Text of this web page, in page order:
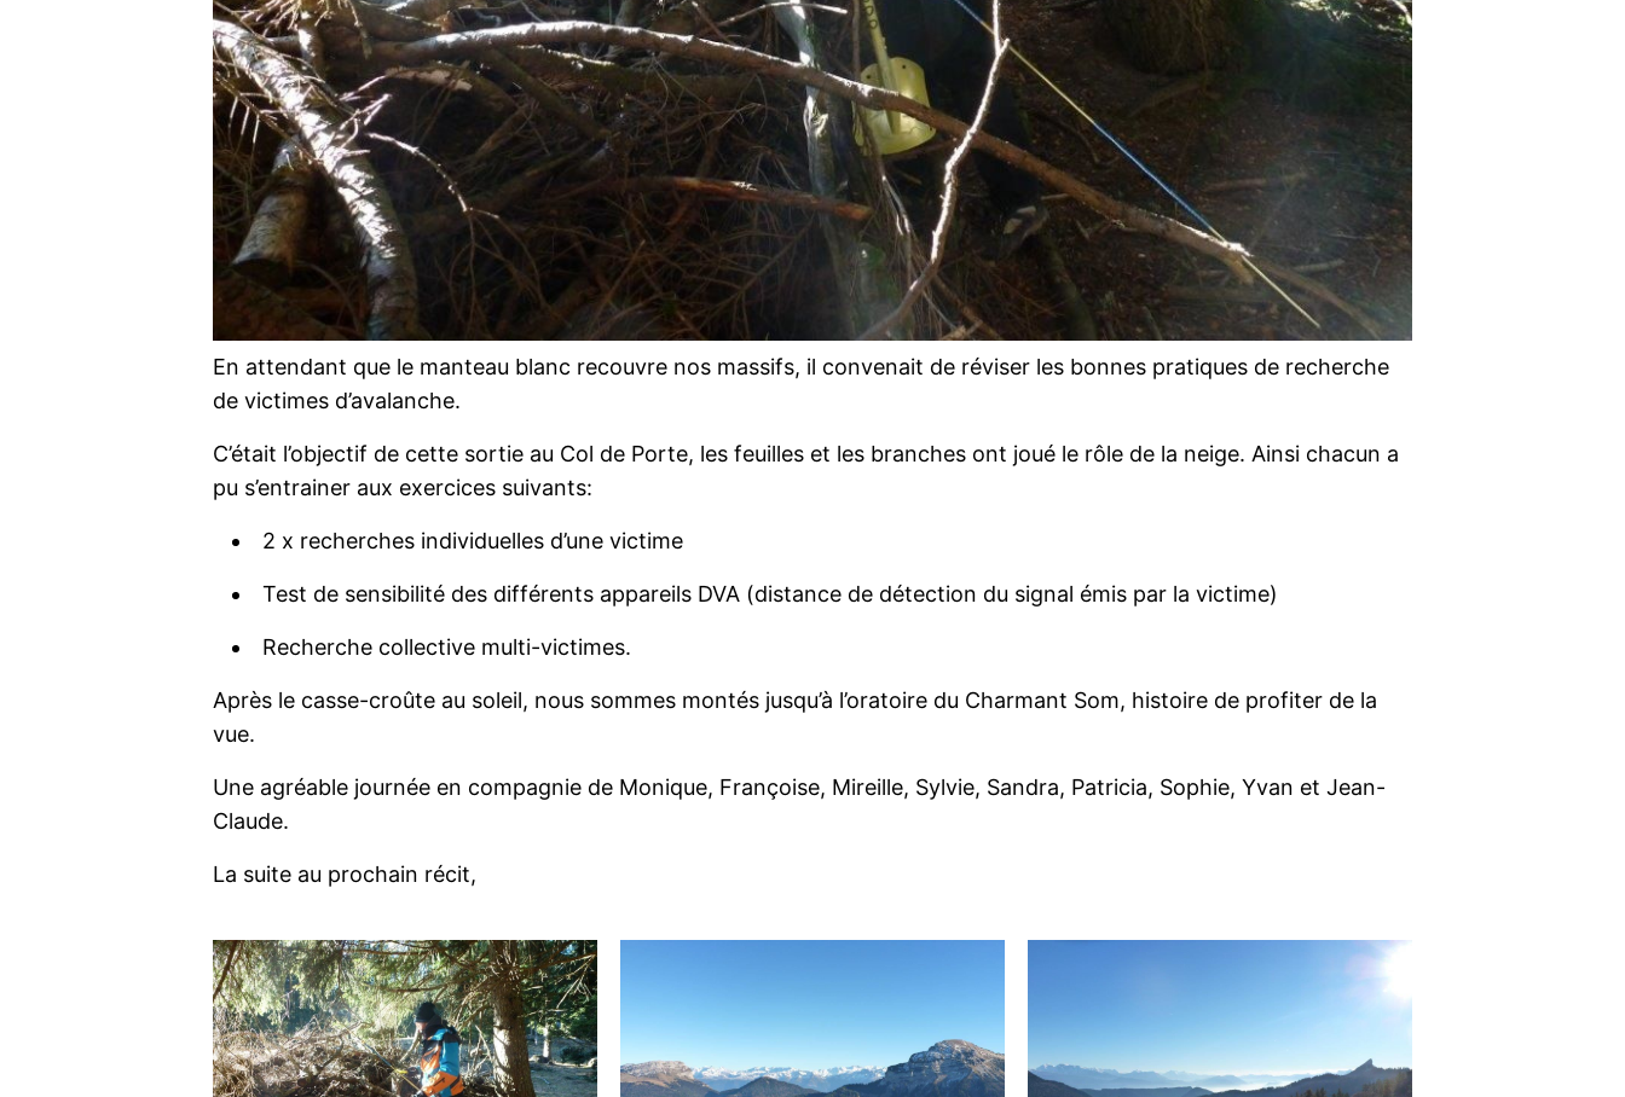
En attendant que le manteau blanc recouvre nos massifs, il convenait de réviser les bonnes pratiques de recherche
de victimes d’avalanche.
C’était l’objectif de cette sortie au Col de Porte, les feuilles et les branches ont joué le rôle de la neige. Ainsi chacun a
pu s’entrainer aux exercices suivants:
2 x recherches individuelles d’une victime
Test de sensibilité des différents appareils DVA (distance de détection du signal émis par la victime)
Recherche collective multi-victimes.
Après le casse-croûte au soleil, nous sommes montés jusqu’à l’oratoire du Charmant Som, histoire de profiter de la
vue.
Une agréable journée en compagnie de Monique, Françoise, Mireille, Sylvie, Sandra, Patricia, Sophie, Yvan et Jean-
Claude.
La suite au prochain récit,